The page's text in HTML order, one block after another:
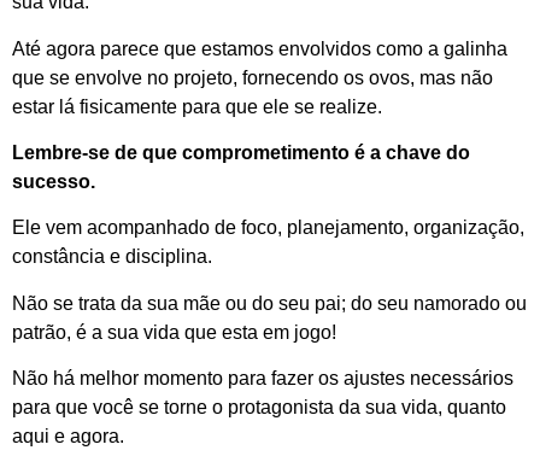
Até agora parece que estamos envolvidos como a galinha
que se envolve no projeto, fornecendo os ovos, mas não
estar lá fisicamente para que ele se realize.
Lembre-se de que comprometimento é a chave do
sucesso.
Ele vem acompanhado de foco, planejamento, organização,
constância e disciplina.
Não se trata da sua mãe ou do seu pai; do seu namorado ou
patrão, é a sua vida que esta em jogo!
Não há melhor momento para fazer os ajustes necessários
para que você se torne o protagonista da sua vida, quanto
aqui e agora.